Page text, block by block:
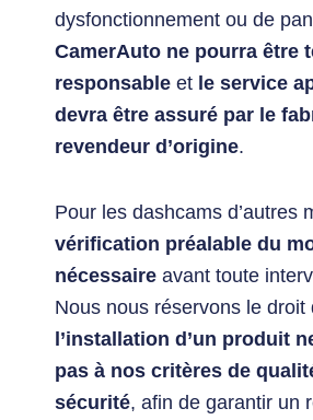
dysfonctionnement ou de
CamerAuto ne pourra être
responsable et le service
devra être assuré par le
revendeur d’origine.
Pour les dashcams d’autres
vérification préalable du
nécessaire avant toute
Nous nous réservons le droit
l’installation d’un produit
pas à nos critères de
sécurité, afin de garantir un